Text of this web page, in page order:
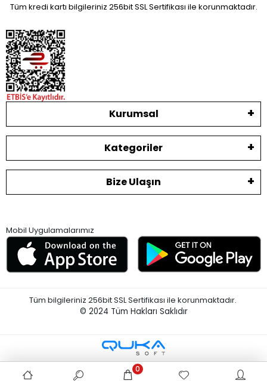
Tüm kredi kartı bilgileriniz 256bit SSL Sertifikası ile korunmaktadır.
Kurumsal
Kategoriler
Bize Ulaşın
Mobil Uygulamalarımız
Tüm bilgileriniz 256bit SSL Sertifikası ile korunmaktadır.
© 2024 Tüm Hakları Saklıdır
0